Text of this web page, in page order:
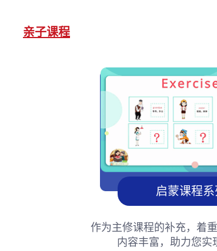
亲子课程
启蒙课程系
作为主修课程的补充，着
内容丰富，助力您实